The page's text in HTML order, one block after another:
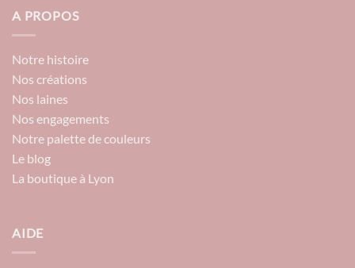
A PROPOS
Notre histoire
Nos créations
Nos laines
Nos engagements
Notre palette de couleurs
Le blog
La boutique à Lyon
AIDE